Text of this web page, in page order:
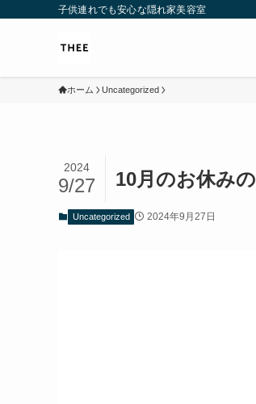
子供連れでも安心な隠れ家美容室
ホーム Uncategorized
10月のお休み
2024
9/27
Uncategorized 2024年9月27日